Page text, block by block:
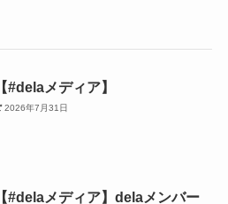
【#delaメディア】
2026年7月31日
【#delaメディア】delaメンバー